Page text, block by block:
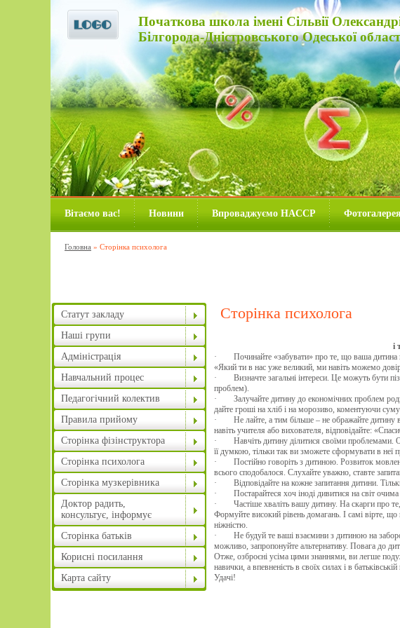
Початкова школа імені Сільвії
Білгорода-Дністровського Одеської
Вітаємо вас! Новини Впроваджуємо HACCP
Головна » Сторінка психолога
Статут закладу
Наші групи
Адміністрація
Навчальний процес
Педагогічний колектив
Правила прийому
Сторінка фізінструктора
Сторінка психолога
Сторінка музкерівника
Доктор радить,
консультує, інформує
Сторінка батьків
Корисні посилання
Карта сайту
Сторінка психолога
і
· Починайте «забувати» про те, що ваша дитина
«Який ти в нас уже великий, ми навіть можемо
· Визначте загальні інтереси. Це можуть бути
проблем).
· Залучайте дитину до економічних проблем
дайте гроші на хліб і на морозиво, коментуючи
· Не лайте, а тим більше – не ображайте дитину в
навіть учителя або вихователя, відповідайте:
· Навчіть дитину ділитися своїми проблемами.
її думкою, тільки так ви зможете сформувати в неї
· Постійно говоріть з дитиною. Розвиток
всього сподобалося. Слухайте уважно, ставте
· Відповідайте на кожне запитання дитини. Тільки
· Постарайтеся хоч іноді дивитися на світ очима
· Частіше хваліть вашу дитину. На скарги про те,
Формуйте високий рівень домагань. І самі вірте,
ніжністю.
· Не будуй те ваші взаємини з дитиною на
можливо, запропонуйте альтернативу. Повага до
Отже, озброєні усіма цими знаннями, ви легше
навички, а впевненість в своїх силах і в батьківській
Удачі!